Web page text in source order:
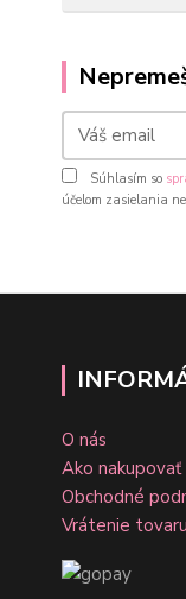
Súhlasím so
účelom zasielania
O nás
Ako nakupovať
Obchodné
Vrátenie